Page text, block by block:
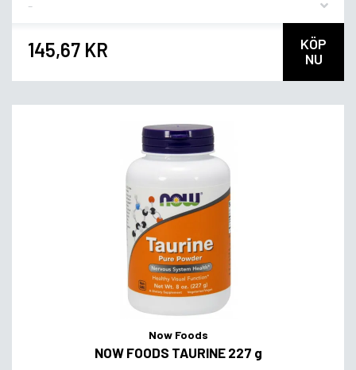
145,67 KR
KÖP
NU
Now Foods
NOW FOODS TAURINE 227 g